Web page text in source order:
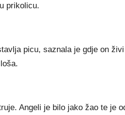
prikolicu.
picu, saznala je gdje on
Angeli je bilo jako žao te je